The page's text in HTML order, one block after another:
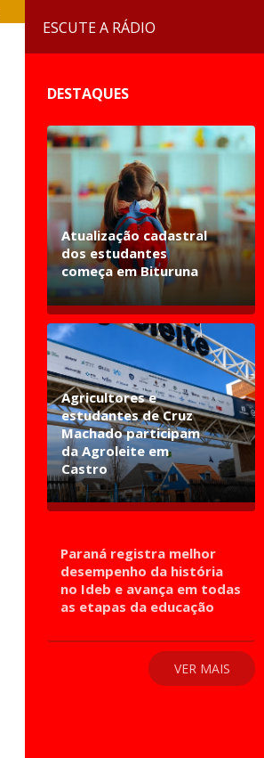
ESCUTE A RÁDIO
DESTAQUES
Atualização cadastral
dos estudantes
começa em Bituruna
Agricultores e
estudantes de Cruz
Machado participam
da Agroleite em
Castro
Paraná registra melhor
desempenho da história
no Ideb e avança em todas
as etapas da educação
VER MAIS